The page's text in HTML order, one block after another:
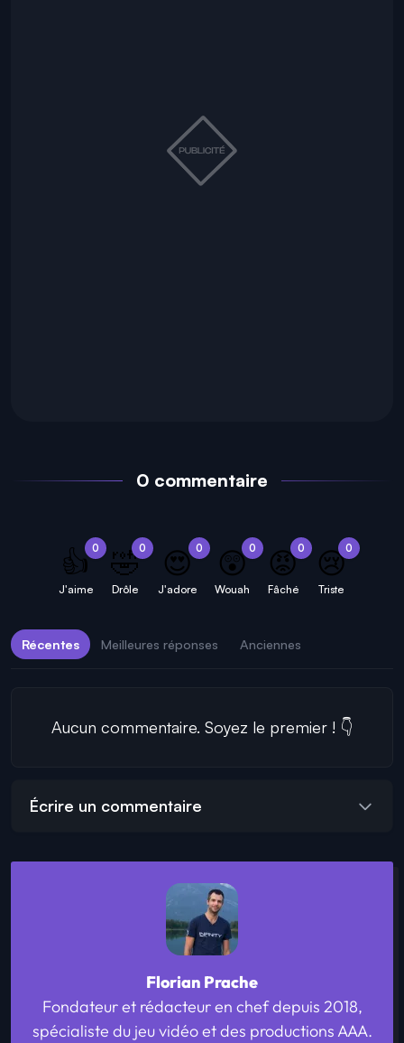
0 commentaire
0
👍
J'aime
0
🤣
Drôle
0
😍
J'adore
0
😲
Wouah
0
😡
Fâché
0
😢
Triste
Récentes Meilleures réponses Anciennes
Aucun commentaire. Soyez le premier ! 👇
Écrire un commentaire
Florian Prache
Fondateur et rédacteur en chef depuis 2018,
spécialiste du jeu vidéo et des productions AAA.